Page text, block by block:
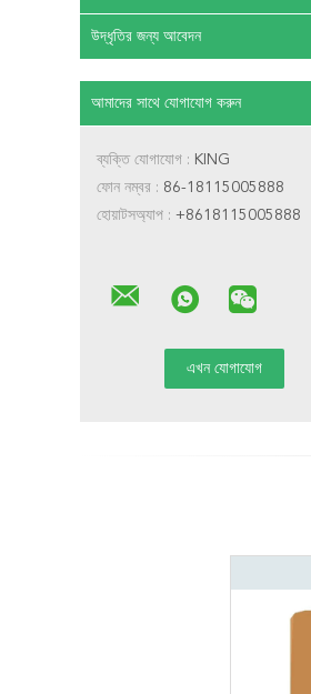
উদ্ধৃতির জন্য আবেদন
আমাদের সাথে যোগাযোগ করুন
ব্যক্তি যোগাযোগ : KING
ফোন নম্বর : 86-18115005888
হোয়াটসঅ্যাপ : +8618115005888